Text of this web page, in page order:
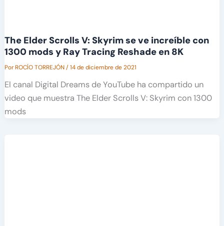
The Elder Scrolls V: Skyrim se ve increíble con
1300 mods y Ray Tracing Reshade en 8K
PorROCÍO TORREJÓN/14 de diciembre de 2021
El canal Digital Dreams de YouTube ha compartido un
video que muestra The Elder Scrolls V: Skyrim con 1300
mods